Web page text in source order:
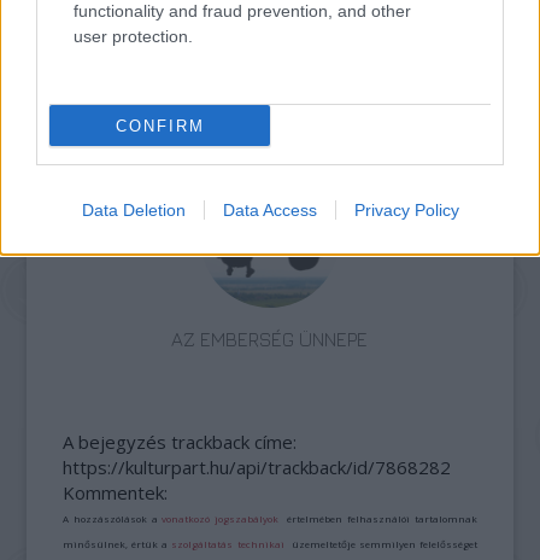
functionality and fraud prevention, and other
user protection.
CONFIRM
Data Deletion Data Access Privacy Policy
ELSTARTOLT A MŰVÉSZETEK VÖLGYE
AZ EMBERSÉG ÜNNEPE
A bejegyzés trackback címe:
https://kulturpart.hu/api/trackback/id/7868282
Kommentek:
A hozzászólások avonatkozó jogszabályok értelmében felhasználói tartalomnak
minősülnek, értük a szolgáltatás technikai üzemeltetője semmilyen felelősséget